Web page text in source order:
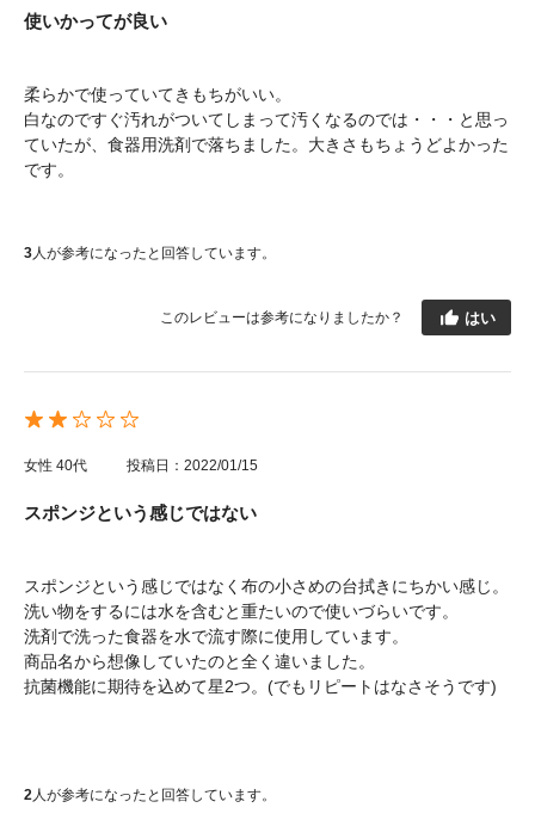
使いかってが良い
柔らかで使っていてきもちがいい。
白なのですぐ汚れがついてしまって汚くなるのでは・・・と思っ
ていたが、食器用洗剤で落ちました。大きさもちょうどよかった
です。
3人が参考になったと回答しています。
このレビューは参考になりましたか？ はい
女性 40代 投稿日：2022/01/15
スポンジという感じではない
スポンジという感じではなく布の小さめの台拭きにちかい感じ。
洗い物をするには水を含むと重たいので使いづらいです。
洗剤で洗った食器を水で流す際に使用しています。
商品名から想像していたのと全く違いました。
抗菌機能に期待を込めて星2つ。(でもリピートはなさそうです)
2人が参考になったと回答しています。